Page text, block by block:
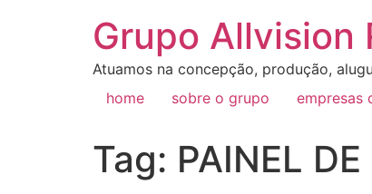
Grupo Allvision
Atuamos na concepção, produção,
home
sobre o grupo empresas
Tag: PAINEL